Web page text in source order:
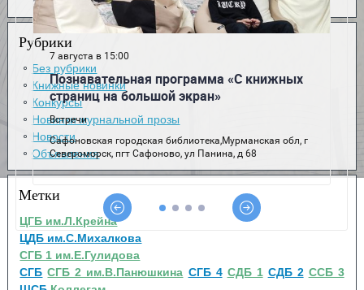
Рубрики
Без рубрики
Книжные новинки
Конкурсы
Новинки журнальной прозы
Новости
Объявления
Метки
ЦГБ им.Л.Крейна
ЦДБ им.С.Михалкова
СГБ 1 им.Е.Гулидова
СГБ СГБ 2 им.В.Панюшкина СГБ 4 СДБ 1 СДБ 2 ССБ 3